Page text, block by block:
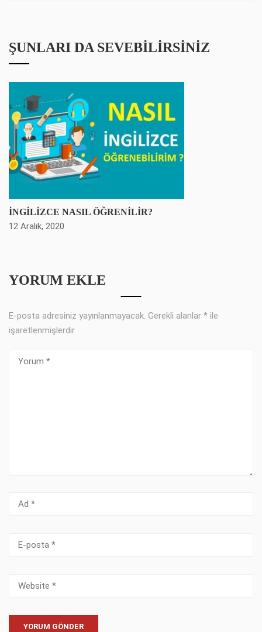
ŞUNLARI DA SEVEBILIRSINIZ
İNGİLİZCE NASIL ÖĞRENİLİR?
12 Aralık, 2020
YORUM EKLE
E-posta adresiniz yayınlanmayacak. Gerekli alanlar * ile
işaretlenmişlerdir